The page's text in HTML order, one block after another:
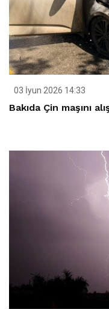
03 İyun 2026 14:33
Bakıda Çin maşını